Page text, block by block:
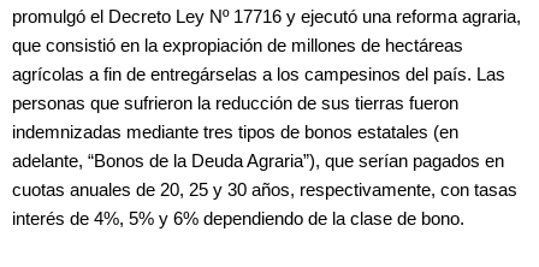
promulgó el Decreto Ley Nº 17716 y ejecutó una reforma agraria,
que consistió en la expropiación de millones de hectáreas
agrícolas a fin de entregárselas a los campesinos del país. Las
personas que sufrieron la reducción de sus tierras fueron
indemnizadas mediante tres tipos de bonos estatales (en
adelante, “Bonos de la Deuda Agraria”), que serían pagados en
cuotas anuales de 20, 25 y 30 años, respectivamente, con tasas
interés de 4%, 5% y 6% dependiendo de la clase de bono.